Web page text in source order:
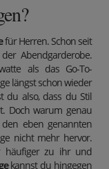
für Herren. Schon seit
Abendgarderobe.
als das Go-To-
längst schon wieder
du also, dass du Stil
Doch warum genau
eben genannten
nicht mehr hervor.
häufiger zu ihr und
kannst du hingegen